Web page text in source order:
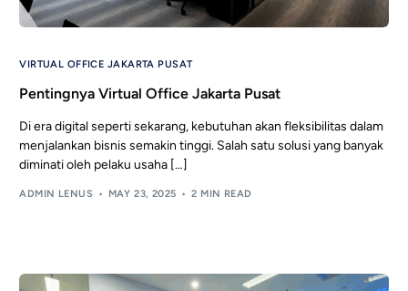
VIRTUAL OFFICE JAKARTA PUSAT
Pentingnya Virtual Office Jakarta Pusat
Di era digital seperti sekarang, kebutuhan akan fleksibilitas dalam
menjalankan bisnis semakin tinggi. Salah satu solusi yang banyak
diminati oleh pelaku usaha […]
ADMIN LENUS MAY 23, 2025 2 MIN READ